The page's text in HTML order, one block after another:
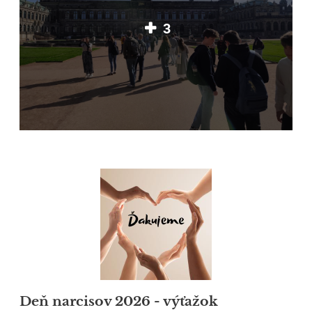
3
Deň narcisov 2026 - výťažok